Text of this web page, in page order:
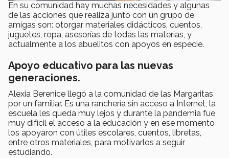
En su comunidad hay muchas necesidades y algunas
de las acciones que realiza junto con un grupo de
amigas son: otorgar materiales didácticos, cuentos,
juguetes, ropa, asesorías de todas las materias, y
actualmente a los abuelitos con apoyos en especie.
Apoyo educativo para las nuevas
generaciones.
Alexia Berenice llegó a la comunidad de las Margaritas
por un familiar. Es una ranchería sin acceso a Internet, la
escuela les queda muy lejos y durante la pandemia fue
muy difícil el acceso a la educación y en ese momento
los apoyaron con útiles escolares, cuentos, libretas,
entre otros materiales, para motivarlos a seguir
estudiando.